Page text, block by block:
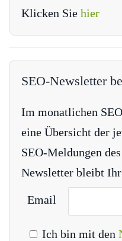
Klicken Sie hier
SEO-Newsletter
Im monatlichen
eine Übersicht der
SEO-Meldungen
Newsletter bleibt
Email
Ich bin mit den